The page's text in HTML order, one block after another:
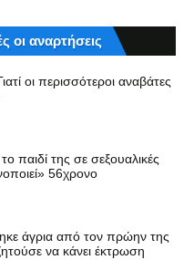
οι αναρτήσεις
οι περισσότεροι αναβάτες
παιδί της σε σεξουαλικές
56χρονο
άγρια από τον πρώην της
να κάνει έκτρωση